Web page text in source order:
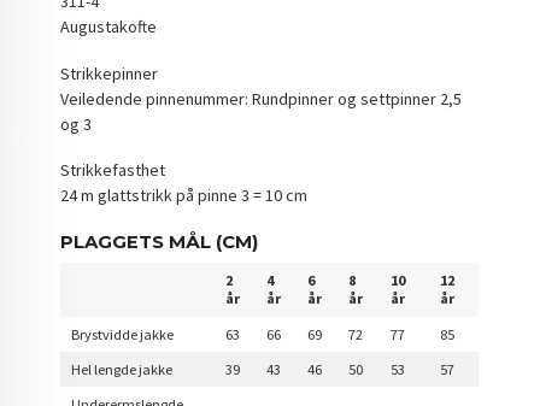
Augustakofte
Strikkepinner
Veiledende pinnenummer: Rundpinner og settpinner 2,5
og 3
Strikkefasthet
24 m glattstrikk på pinne 3 = 10 cm
PLAGGETS MÅL (CM)
2
år
4
år
6
år
8
år
10
år
12
år
Brystvidde jakke
63 66 69 72 77
85
Hel lengde jakke
39 43 46 50 53
57